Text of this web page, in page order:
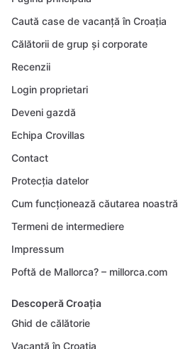
Caută case de vacanță în Croația
Călătorii de grup și corporate
Recenzii
Login proprietari
Deveni gazdă
Echipa Crovillas
Contact
Protecția datelor
Cum funcționează căutarea noastră
Termeni de intermediere
Impressum
Poftă de Mallorca? – millorca.com
Descoperă Croația
Ghid de călătorie
Vacanță în Croația